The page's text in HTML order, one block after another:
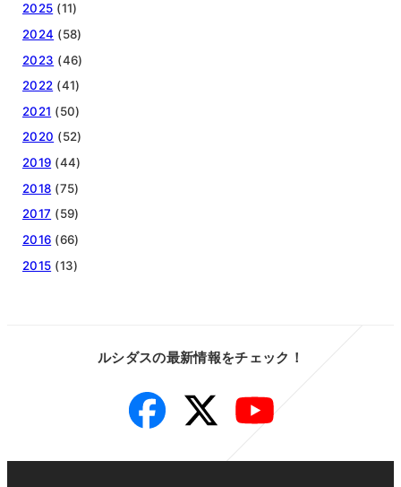
2025 (11)
2024 (58)
2023 (46)
2022 (41)
2021 (50)
2020 (52)
2019 (44)
2018 (75)
2017 (59)
2016 (66)
2015 (13)
ルシダスの最新情報をチェック！
Facebook Twitter YouTube